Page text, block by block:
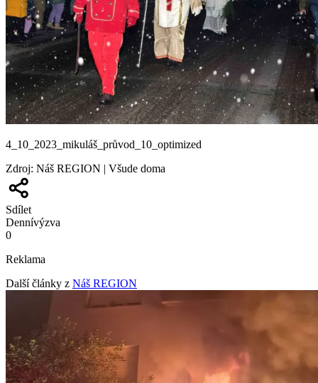
4_10_2023_mikuláš_průvod_10_optimized
Zdroj: Náš REGION | Všude doma
Sdílet
Dennívýzva
0
Reklama
Další články z Náš REGION